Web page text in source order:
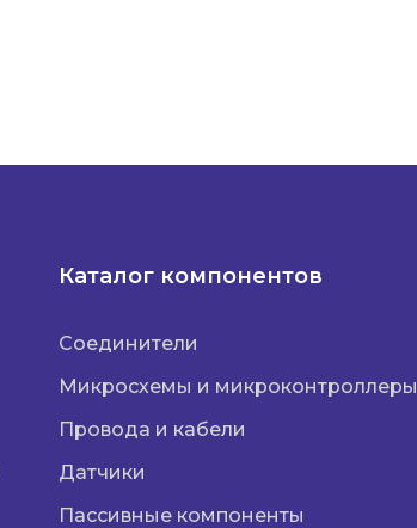
Каталог компонентов
Соединители
Микросхемы и микроконтроллеры
Провода и кабели
Датчики
Пассивные компоненты